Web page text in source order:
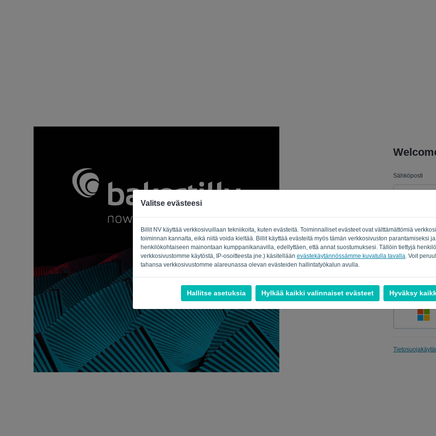
Valitse evästeesi
Billit NV käyttää verkkosivuillaan tekniikoita, kuten evästeitä. Toiminnalliset evästeet ovat välttämättömiä
toiminnan kannalta, eikä niitä voida kieltää. Billit käyttää evästeitä myös tämän verkkosivuston parantamiseksi
henkilökohtaiseen mainontaan kumppanikanavilla, edellyttäen, että annat suostumuksesi. Tällöin tiettyjä
verkkosivustomme käytöstä, IP-osoitteesta jne.) käsitellään evästekäytännössämme kuvatulla tavalla . Voit
tahansa verkkosivustomme alareunassa olevan evästeiden hallintatyökalun avulla.
Hallitse asetuksia Hylkää kaikki valinnaiset evästeet Hyväksy
Sähköposti
Muistuta